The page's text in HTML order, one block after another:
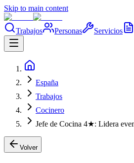
Skip to main content
Trabajos Personas Servicios
España
Trabajos
Cocinero
Jefe de Cocina 4★: Lidera
Volver